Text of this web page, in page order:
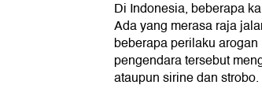
Di Indonesia, beberapa
Ada yang merasa raja
beberapa perilaku
pengendara tersebut
ataupun sirine dan strobo.